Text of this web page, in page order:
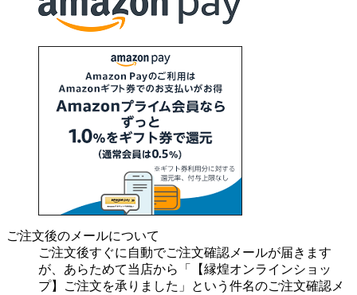
ご注文後のメールについて
ご注文後すぐに自動でご注文確認メールが届きます
が、あらためて当店から「【縁煌オンラインショッ
プ】ご注文を承りました」という件名のご注文確認メ